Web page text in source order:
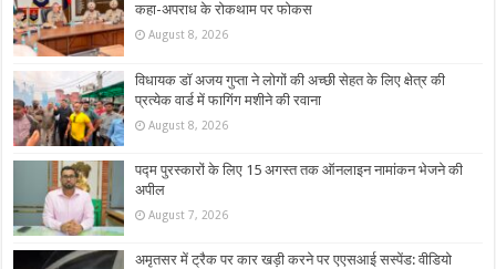
कहा-अपराध के रोकथाम पर फोकस
August 8, 2026
विधायक डॉ अजय गुप्ता ने लोगों की अच्छी सेहत के लिए क्षेत्र की
प्रत्येक वार्ड में फागिंग मशीने की रवाना
August 8, 2026
पद्म पुरस्कारों के लिए 15 अगस्त तक ऑनलाइन नामांकन भेजने की
अपील
August 7, 2026
अमृतसर में ट्रैक पर कार खड़ी करने पर एएसआई सस्पेंड: वीडियो